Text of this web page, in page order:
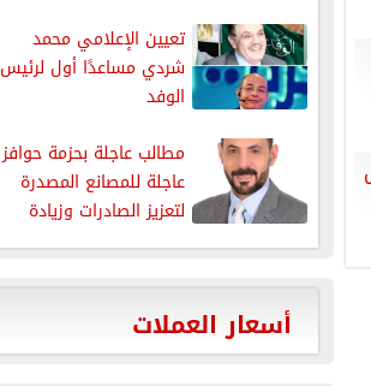
الدبلوماسية...
تعيين الإعلامي محمد
شردي مساعدًا أول لرئيس
الوفد
مطالب عاجلة بحزمة حوافز
عاجلة للمصانع المصدرة
لتعزيز الصادرات وزيادة
الإنتاج
أسعار العملات